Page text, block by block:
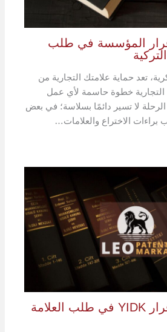
المؤسسة في طلب
تعد حماية علامتك التجارية من
التجارية خطوة حاسمة لأي عمل
لا تسير دائمًا بسلاسة؛ في بعض
براءات الاختراع والعلامات…
الاعتراض على قرار YIDK في طلب العلامة